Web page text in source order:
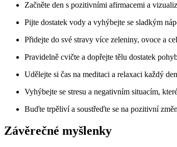
Začněte den s pozitivními afirmacemi a
Pijte dostatek vody a vyhýbejte se sladkým
Přidejte do své stravy více zeleniny, ovoce a
Pravidelně cvičte a dopřejte tělu dostatek
Udělejte si čas na meditaci a relaxaci každý
Vyhýbejte se stresu a negativním situacím,
Buďte trpěliví a soustřeďte se na pozitivní
Závěrečné myšlenky